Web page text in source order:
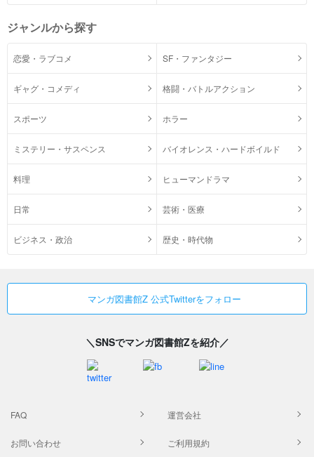
ジャンルから探す
恋愛・ラブコメ SF・ファンタジー
ギャグ・コメディ 格闘・バトルアクション
スポーツ ホラー
ミステリー・サスペンス バイオレンス・ハードボイルド
料理 ヒューマンドラマ
日常 芸術・医療
ビジネス・政治 歴史・時代物
マンガ図書館Z 公式Twitterをフォロー
＼SNSでマンガ図書館Zを紹介／
FAQ 運営会社
お問い合わせ ご利用規約